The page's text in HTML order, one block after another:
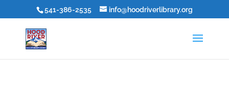
541-386-2535 info@hoodriverlibrary.org